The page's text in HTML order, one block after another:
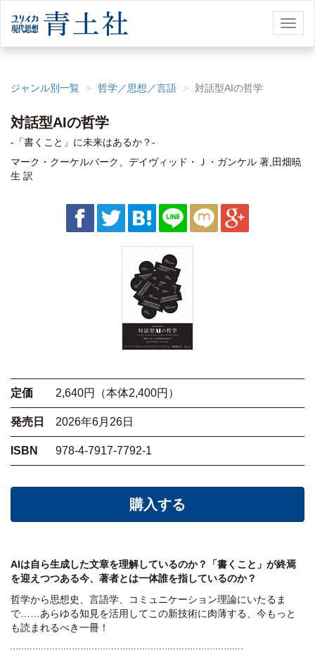
ジャンル別一覧 哲学／思想／言語 対話型AIの哲学
対話型AIの哲学
-「書くこと」に未来はあるか？-
マーク・クーケルバーク、デイヴィッド・Ｊ・ガンケル 著,田畑暁
生 訳
定価 2,640円（本体2,400円）
発売日 2026年6月26日
ISBN 978-4-7917-7792-1
購入する
AIは自ら生成した文章を理解しているのか？「書くこと」が終焉
を迎えつつある今、著者とは一体誰を指しているのか？
哲学から思想史、言語学、コミュニケーション理論にいたるま
で……あらゆる知見を活用してこの新技術に肉薄する、今もっと
も読まれるべき一冊！